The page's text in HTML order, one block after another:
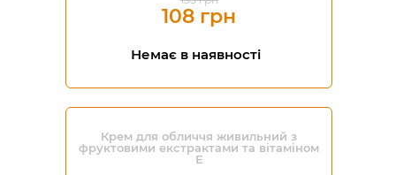
108 грн
Немає в наявності
Крем для обличчя живильний з
фруктовими екстрактами та вітаміном
Е